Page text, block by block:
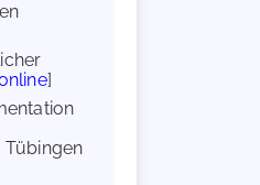
]
Tübingen